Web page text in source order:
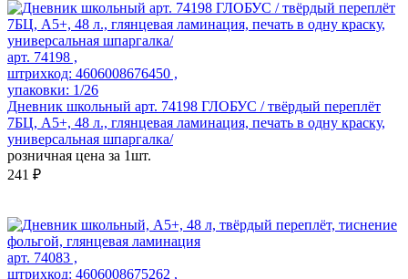
арт. 74198 ,
штрихкод: 4606008676450 ,
упаковки: 1/26
Дневник школьный арт. 74198 ГЛОБУС / твёрдый переплёт
7БЦ, А5+, 48 л., глянцевая ламинация, печать в одну краску,
универсальная шпаргалка/
розничная цена за 1шт.
241 ₽
арт. 74083 ,
штрихкод: 4606008675262 ,